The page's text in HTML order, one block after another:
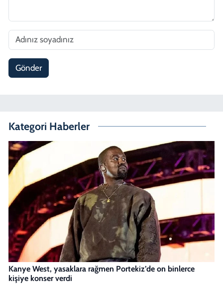
Gönder
Kategori Haberler
Kanye West, yasaklara rağmen Portekiz’de on binlerce
kişiye konser verdi